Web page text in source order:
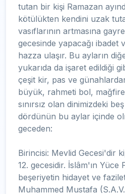
tutan bir kişi Ramazan
kötülükten kendini uzak
vasıflarının artmasına
gecesinde yapacağı ibadet
hazza ulaşır. Bu ayların
yukarıda da işaret edildiği
çeşit kir, pas ve
büyük, rahmeti bol,
sınırsız olan dinimizdeki
dördünün bu aylar içinde
geceden:
Birincisi: Mevlid Gecesi'dir
12. gecesidir. İslâm'ın
beşeriyetin hidayet ve
Muhammed Mustafa